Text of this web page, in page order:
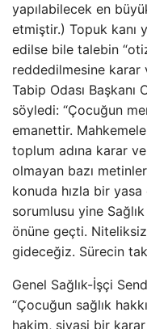
yapılabilecek en
etmiştir.) Topuk kanı
edilse bile talebin
reddedilmesine karar
Tabip Odası Başkanı
söyledi: “Çocuğun
emanettir.
toplum adına karar
olmayan bazı
konuda hızla bir yasa
sorumlusu yine
önüne geçti.
gideceğiz. Sürecin
Genel Sağlık-İşçi
“Çocuğun sağlık
hakim, siyasi bir karar